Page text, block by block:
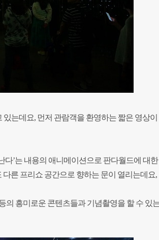
는데요, 먼저 관람객을 환영하는 짧은 영상이
다’는 내용의 애니메이션으로 판다월드에 대
른 프리쇼 공간으로 향하는 문이 열리는데요,
의 흥미로운 콘텐츠들과 기념촬영을 할 수 있